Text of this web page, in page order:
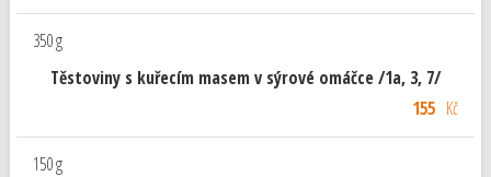
350 g
Těstoviny s kuřecím masem v sýrové omáčce /1a, 3, 7/
155Kč
150 g